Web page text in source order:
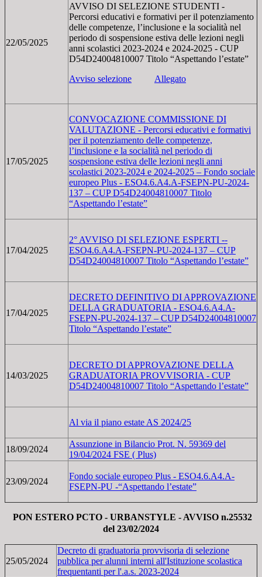
22/05/2025
AVVISO DI SELEZIONE STUDENTI -
Percorsi educativi e formativi per il potenziamento
delle competenze, l’inclusione e la socialità nel
periodo di sospensione estiva delle lezioni negli
anni scolastici 2023-2024 e 2024-2025 - CUP
D54D24004810007 Titolo “Aspettando l’estate”
Avviso selezione
Allegato
17/05/2025
CONVOCAZIONE COMMISSIONE DI
VALUTAZIONE - Percorsi educativi e formativi
per il potenziamento delle competenze,
l’inclusione e la socialità nel periodo di
sospensione estiva delle lezioni negli anni
scolastici 2023-2024 e 2024-2025 – Fondo sociale
europeo Plus - ESO4.6.A4.A-FSEPN-PU-2024-
137 – CUP D54D24004810007 Titolo
“Aspettando l’estate”
17/04/2025
2° AVVISO DI SELEZIONE ESPERTI --
ESO4.6.A4.A-FSEPN-PU-2024-137 – CUP
D54D24004810007 Titolo “Aspettando l’estate”
17/04/2025
DECRETO DEFINITIVO DI APPROVAZIONE
DELLA GRADUATORIA - ESO4.6.A4.A-
FSEPN-PU-2024-137 – CUP D54D24004810007
Titolo “Aspettando l’estate”
14/03/2025
DECRETO DI APPROVAZIONE DELLA
GRADUATORIA PROVVISORIA - CUP
D54D24004810007 Titolo “Aspettando l’estate”
Al via il piano estate AS 2024/25
18/09/2024
Assunzione in Bilancio Prot. N. 59369 del
19/04/2024 FSE ( Plus)
23/09/2024
Fondo sociale europeo Plus - ESO4.6.A4.A-
FSEPN-PU -“Aspettando l’estate”
PON ESTERO PCTO - URBANSTYLE - AVVISO n.25532
del 23/02/2024
25/05/2024
Decreto di graduatoria provvisoria di selezione
pubblica per alunni interni all'Istituzione scolastica
frequentanti per l'.a.s. 2023-2024